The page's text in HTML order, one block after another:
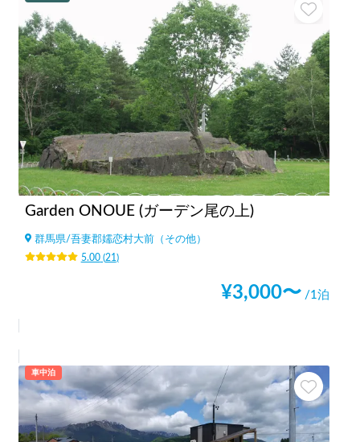
Garden ONOUE (ガーデン尾の上)
群馬県/吾妻郡嬬恋村大前（その他）
5.00(21 )
¥3,000〜 /1泊
車中泊